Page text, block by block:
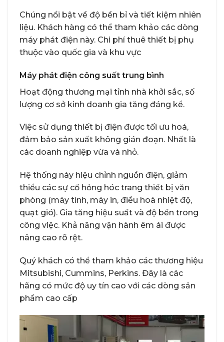
Chúng nổi bật về độ bền bỉ và tiết kiệm nhiên
liệu. Khách hàng có thể tham khảo các dòng
máy phát điện này. Chi phí thuê thiết bị phụ
thuộc vào quốc gia và khu vực
Máy phát điện công suất trung bình
Hoạt động thương mại tỉnh nhà khởi sắc, số
lượng cơ sở kinh doanh gia tăng đáng kể.
Việc sử dụng thiết bị điện được tối ưu hoá,
đảm bảo sản xuất không gián đoạn. Nhất là
các doanh nghiệp vừa và nhỏ.
Hệ thống này hiệu chỉnh nguồn điện, giảm
thiểu các sự cố hỏng hóc trang thiết bị văn
phòng (máy tính, máy in, điều hoà nhiệt độ,
quạt gió). Gia tăng hiệu suất và độ bền trong
công việc. Khả năng vận hành êm ái được
nâng cao rõ rệt.
Quý khách có thể tham khảo các thương hiệu
Mitsubishi, Cummins, Perkins. Đây là các
hãng có mức độ uy tín cao với các dòng sản
phẩm cao cấp